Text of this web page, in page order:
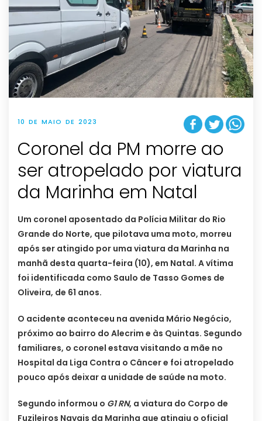
10 DE MAIO DE 2023
Coronel da PM morre ao
ser atropelado por viatura
da Marinha em Natal
Um coronel aposentado da Polícia Militar do Rio
Grande do Norte, que pilotava uma moto, morreu
após ser atingido por uma viatura da Marinha na
manhã desta quarta-feira (10), em Natal. A vítima
foi identificada como Saulo de Tasso Gomes de
Oliveira, de 61 anos.
O acidente aconteceu na avenida Mário Negócio,
próximo ao bairro do Alecrim e às Quintas. Segundo
familiares, o coronel estava visitando a mãe no
Hospital da Liga Contra o Câncer e foi atropelado
pouco após deixar a unidade de saúde na moto.
Segundo informou o G1 RN, a viatura do Corpo de
Fuzileiros Navais da Marinha que atingiu o oficial